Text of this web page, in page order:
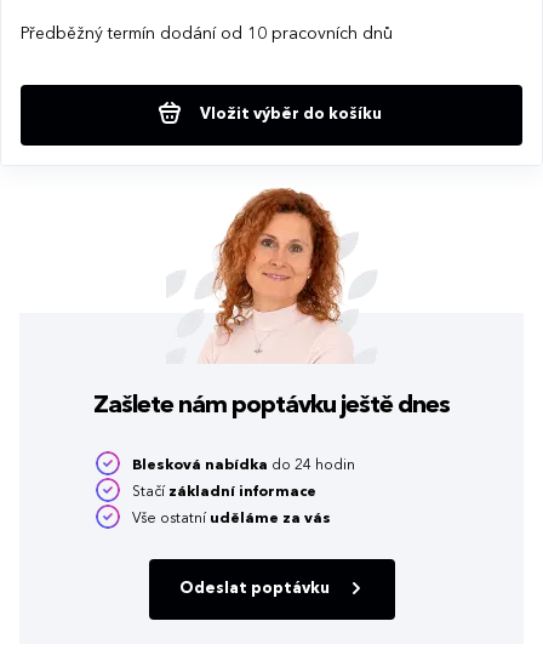
Předběžný termín dodání od 10 pracovních dnů
Vložit výběr do košíku
Zašlete nám poptávku ještě dnes
Blesková nabídka do 24 hodin
Stačí základní informace
Vše ostatní uděláme za vás
Odeslat poptávku